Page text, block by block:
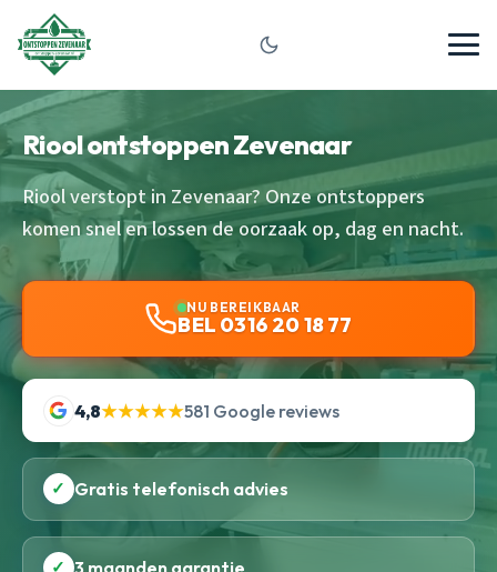
Riool ontstoppen Zevenaar
Riool verstopt in Zevenaar? Onze ontstoppers
komen snel en lossen de oorzaak op, dag en nacht.
NU BEREIKBAAR
BEL 0316 20 18 77
4,8★★★★★581 Google reviews
✓ Gratis telefonisch advies